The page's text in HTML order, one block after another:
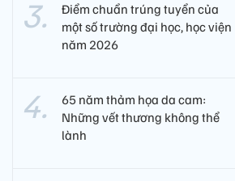
Điểm chuẩn trúng tuyển của
một số trường đại học, học viện
năm 2026
65 năm thảm họa da cam:
Những vết thương không thể
lành